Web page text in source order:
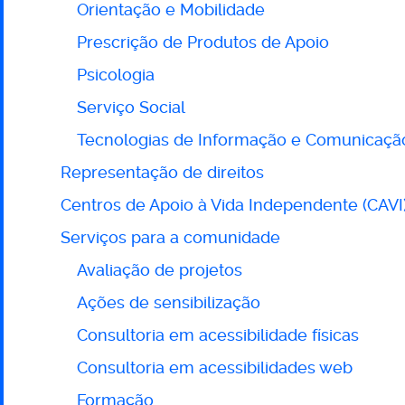
Orientação e Mobilidade
Prescrição de Produtos de Apoio
Psicologia
Serviço Social
Tecnologias de Informação e
Representação de direitos
Centros de Apoio à Vida Independente
Serviços para a comunidade
Avaliação de projetos
Ações de sensibilização
Consultoria em acessibilidade físicas
Consultoria em acessibilidades web
Formação